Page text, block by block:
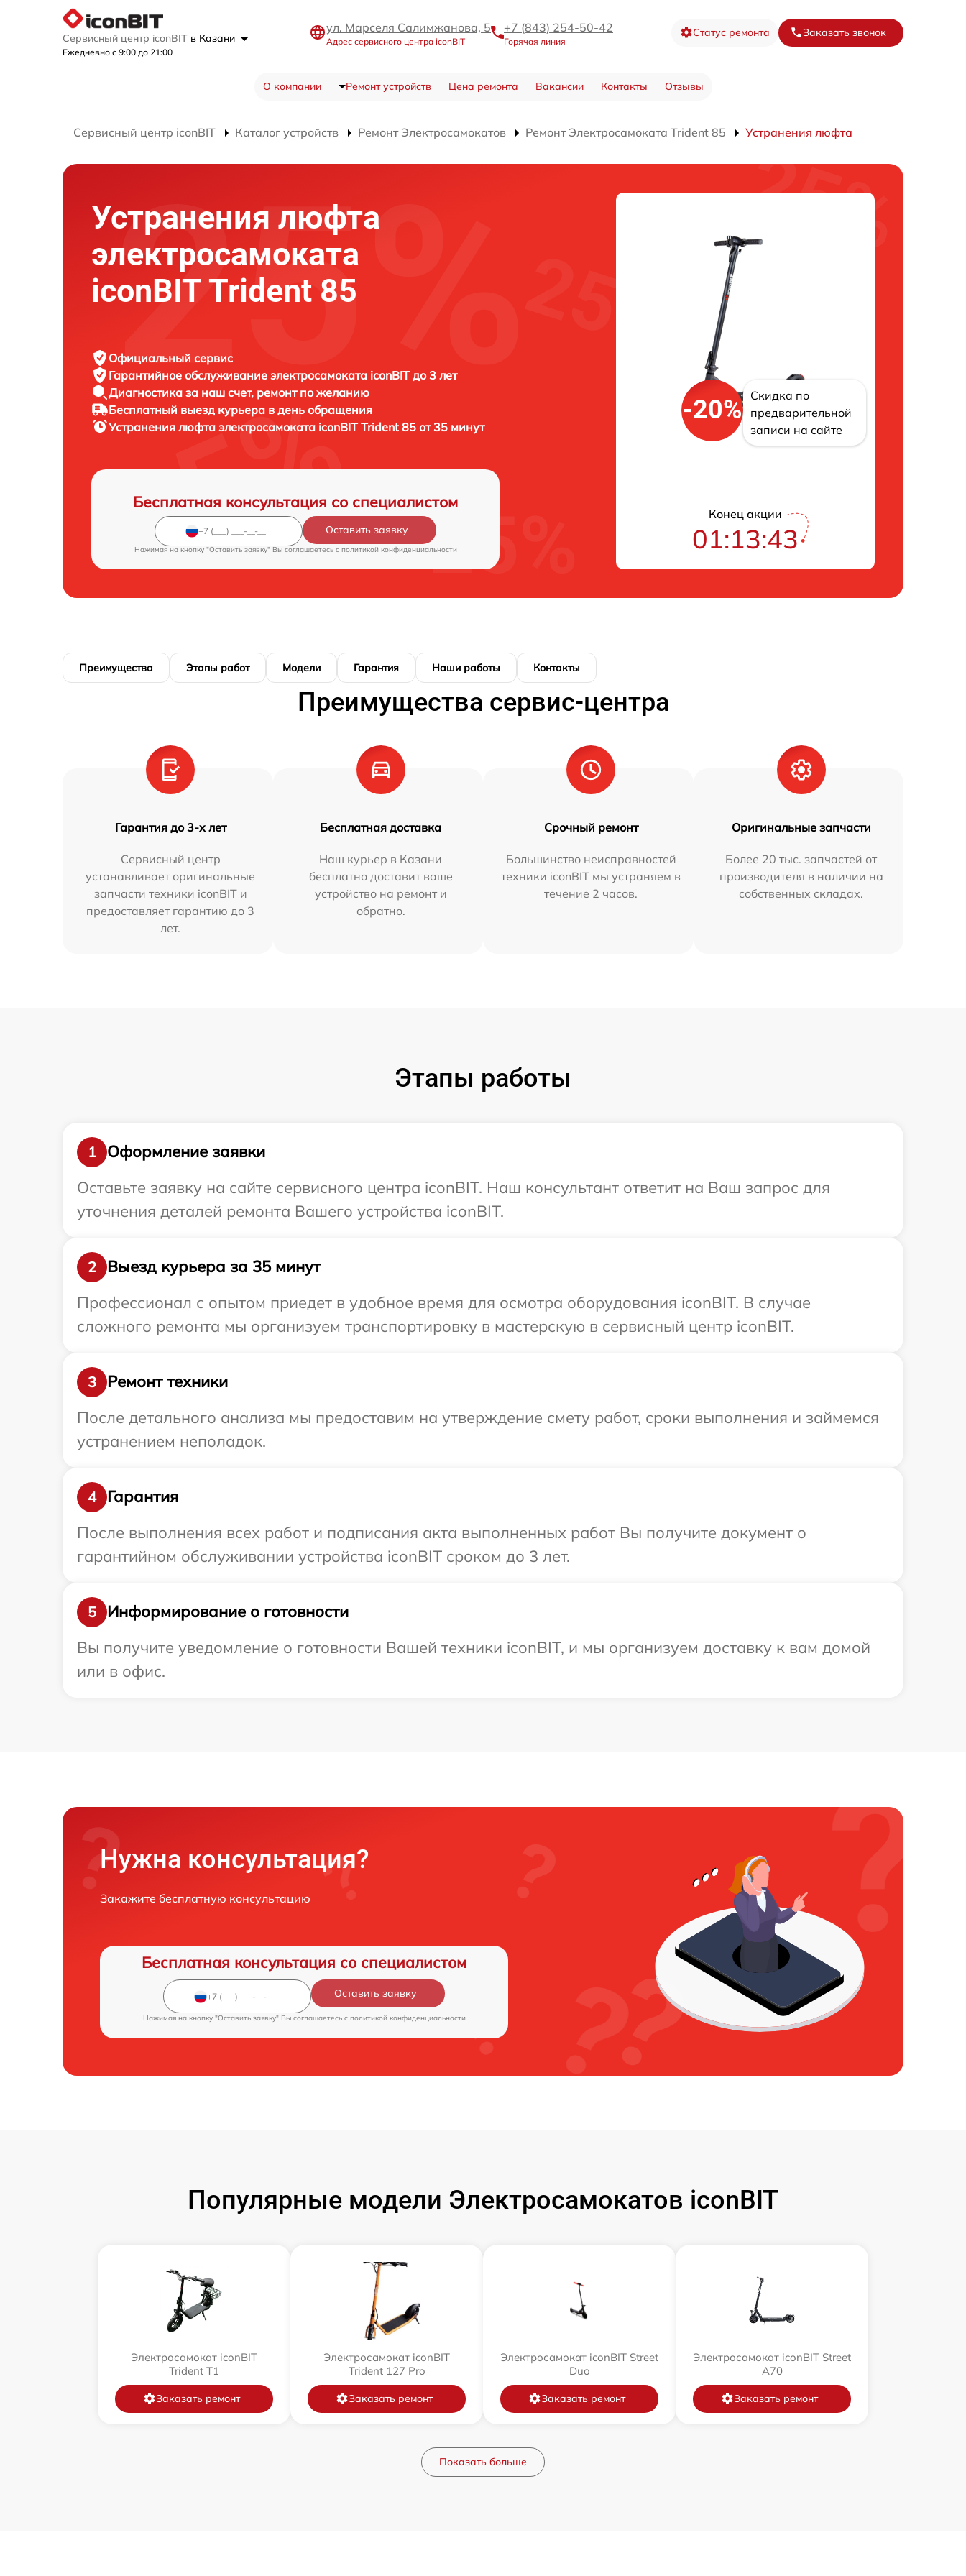
Сервисный центр iconBIT в Казани
Ежедневно с 9:00 до 21:00
ул. Марселя Салимжанова, 5
Адрес сервисного центра iconBIT
+7 (843) 254-50-42
Горячая линия
Статус ремонта Заказать звонок
О компании Ремонт устройств Цена ремонта Вакансии Контакты Отзывы
Сервисный центр iconBIT Каталог устройств Ремонт Электросамокатов Ремонт Электросамоката Trident 85 Устранения люфта
Устранения люфта
электросамоката
iconBIT Trident 85
Официальный сервис
Гарантийное обслуживание электросамоката iconBIT до 3 лет
Диагностика за наш счет, ремонт по желанию
Бесплатный выезд курьера в день обращения
Устранения люфта электросамоката iconBIT Trident 85 от 35 минут
Бесплатная консультация со специалистом
Оставить заявку
Нажимая на кнопку "Оставить заявку" Вы соглашаетесь c политикой конфиденциальности
-20%
Скидка по
предварительной
записи на сайте
Конец акции
01:13:42
Преимущества Этапы работ Модели Гарантия Наши работы Контакты
Преимущества сервис-центра
Гарантия до 3-х лет
Сервисный центр
устанавливает оригинальные
запчасти техники iconBIT и
предоставляет гарантию до 3
лет.
Бесплатная доставка
Наш курьер в Казани
бесплатно доставит ваше
устройство на ремонт и
обратно.
Срочный ремонт
Большинство неисправностей
техники iconBIT мы устраняем в
течение 2 часов.
Оригинальные запчасти
Более 20 тыс. запчастей от
производителя в наличии на
собственных складах.
Этапы работы
1
Оформление заявки
Оставьте заявку на сайте сервисного центра iconBIT. Наш консультант ответит на Ваш запрос для
уточнения деталей ремонта Вашего устройства iconBIT.
2
Выезд курьера за 35 минут
Профессионал с опытом приедет в удобное время для осмотра оборудования iconBIT. В случае
сложного ремонта мы организуем транспортировку в мастерскую в сервисный центр iconBIT.
3
Ремонт техники
После детального анализа мы предоставим на утверждение смету работ, сроки выполнения и займемся
устранением неполадок.
4
Гарантия
После выполнения всех работ и подписания акта выполненных работ Вы получите документ о
гарантийном обслуживании устройства iconBIT сроком до 3 лет.
5
Информирование о готовности
Вы получите уведомление о готовности Вашей техники iconBIT, и мы организуем доставку к вам домой
или в офис.
Нужна консультация?
Закажите бесплатную консультацию
Бесплатная консультация со специалистом
Оставить заявку
Нажимая на кнопку "Оставить заявку" Вы соглашаетесь c политикой конфиденциальности
Популярные модели Электросамокатов iconBIT
Электросамокат iconBIT
Trident T1
Заказать ремонт
Электросамокат iconBIT
Trident 127 Pro
Заказать ремонт
Электросамокат iconBIT Street
Duo
Заказать ремонт
Электросамокат iconBIT Street
A70
Заказать ремонт
Показать больше